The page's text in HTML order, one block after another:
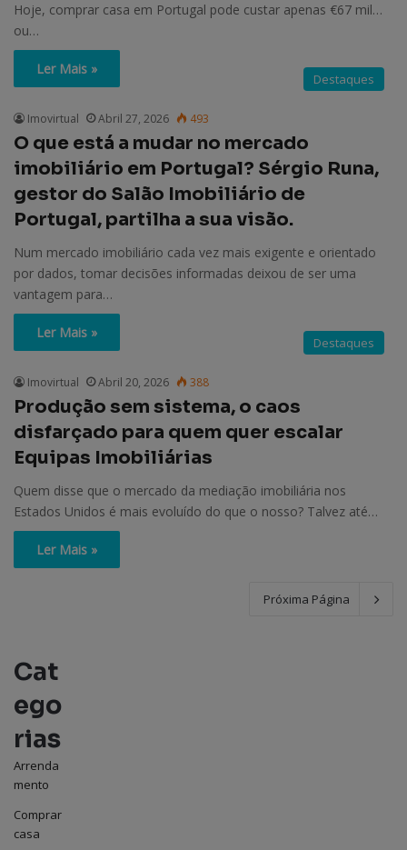
Hoje, comprar casa em Portugal pode custar apenas €67 mil…
ou…
Ler Mais »
Destaques
Imovirtual Abril 27, 2026 493
O que está a mudar no mercado
imobiliário em Portugal? Sérgio Runa,
gestor do Salão Imobiliário de
Portugal, partilha a sua visão.
Num mercado imobiliário cada vez mais exigente e orientado
por dados, tomar decisões informadas deixou de ser uma
vantagem para…
Ler Mais »
Destaques
Imovirtual Abril 20, 2026 388
Produção sem sistema, o caos
disfarçado para quem quer escalar
Equipas Imobiliárias
Quem disse que o mercado da mediação imobiliária nos
Estados Unidos é mais evoluído do que o nosso? Talvez até…
Ler Mais »
Próxima Página
Cat
ego
rias
Arrenda
mento
Comprar
casa